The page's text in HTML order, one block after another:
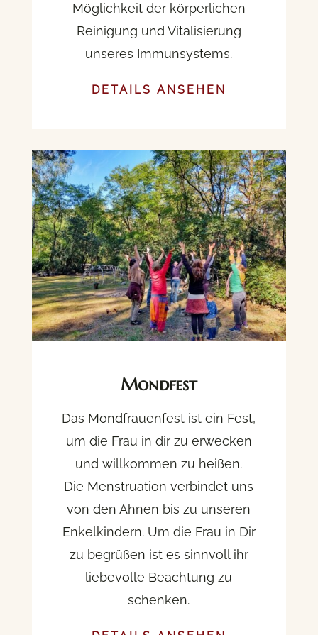
Möglichkeit der körperlichen
Reinigung und Vitalisierung
unseres Immunsystems.
DETAILS ANSEHEN
Mondfest
Das Mondfrauenfest ist ein Fest,
um die Frau in dir zu erwecken
und willkommen zu heißen.
Die Menstruation verbindet uns
von den Ahnen bis zu unseren
Enkelkindern. Um die Frau in Dir
zu begrüßen ist es sinnvoll ihr
liebevolle Beachtung zu
schenken.